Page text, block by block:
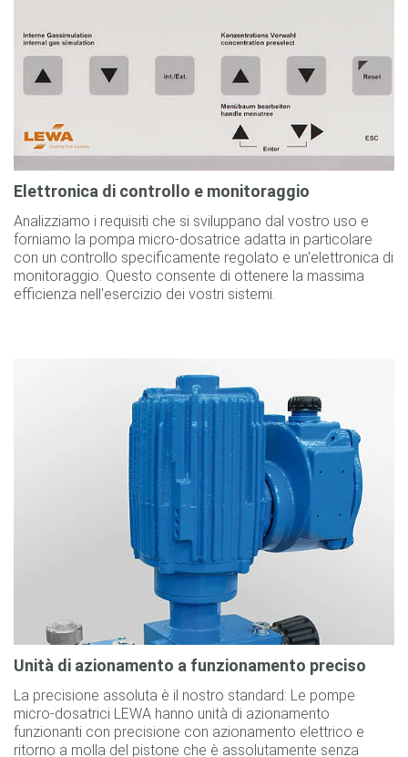
Elettronica di controllo e monitoraggio
Analizziamo i requisiti che si sviluppano dal vostro uso e
forniamo la pompa micro-dosatrice adatta in particolare
con un controllo specificamente regolato e un'elettronica di
monitoraggio. Questo consente di ottenere la massima
efficienza nell'esercizio dei vostri sistemi.
Unità di azionamento a funzionamento preciso
La precisione assoluta è il nostro standard: Le pompe
micro-dosatrici LEWA hanno unità di azionamento
funzionanti con precisione con azionamento elettrico e
ritorno a molla del pistone che è assolutamente senza